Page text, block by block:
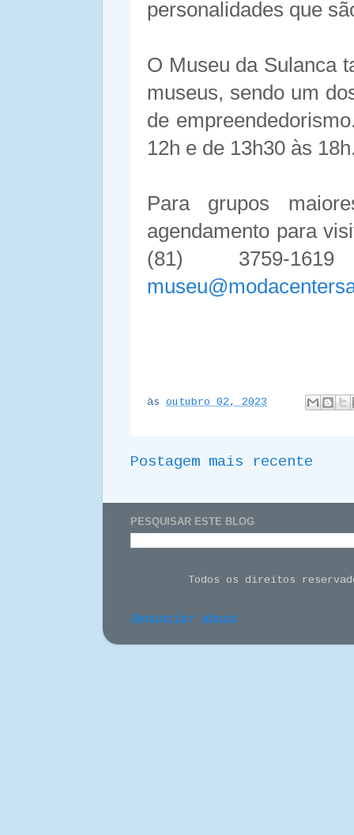
personalidades que
O Museu da Sulanca
museus, sendo um
de
12h e de 13h30 às
Para grupos
agendamento para
(81) 3759-
às outubro 02, 2023
Postagem mais recente
PESQUISAR ESTE BLOG
Todos os direitos
Denunciar abuso